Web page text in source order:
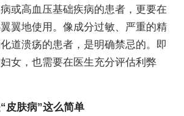
或高血压基础疾病的患者，更要在
翼地使用。像成分过敏、严重的精
道溃疡的患者，是明确禁忌的。即
女，也需要在医生充分评估利弊
皮肤病”这么简单